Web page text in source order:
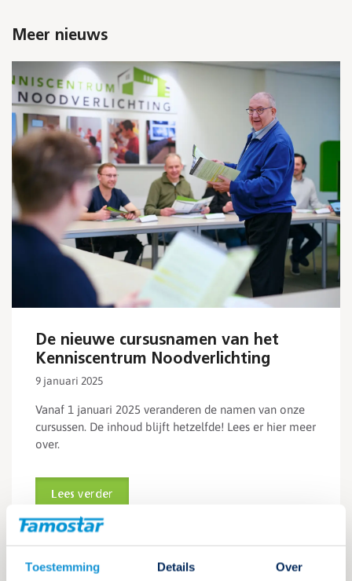
Toestemming Details Over
Meer nieuws
De nieuwe cursusnamen van het
Kenniscentrum Noodverlichting
9 januari 2025
Vanaf 1 januari 2025 veranderen de namen van onze
cursussen. De inhoud blijft hetzelfde! Lees er hier meer
over.
Lees verder